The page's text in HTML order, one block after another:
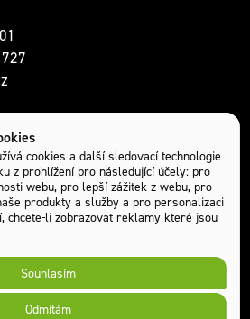
cookies a další sledovací technologie
z prohlížení pro následující účely: pro
webu, pro lepší zážitek z webu, pro
produkty a služby a pro personalizaci
,chcete-li zobrazovat reklamy které jsou
Souhlasím
Odmítám